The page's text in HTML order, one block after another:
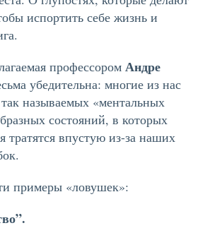
испортить себе жизнь и
профессором Андре
убедительна: многие из нас
называемых «ментальных
состояний, в которых
впустую из-за наших
примеры «ловушек»: